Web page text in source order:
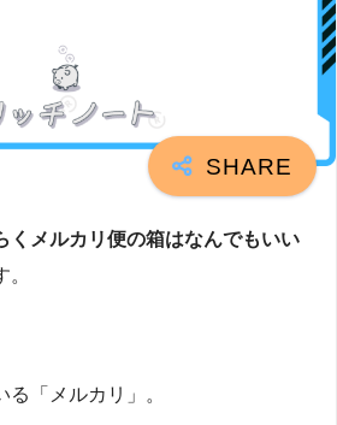
くメルカリ便の箱はなんでもいい
「メルカリ」。